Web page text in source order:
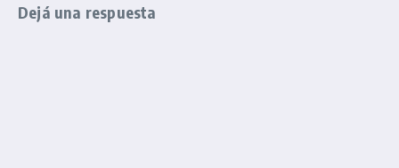
Dejá una respuesta